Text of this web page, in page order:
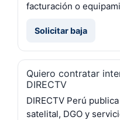
facturación o
Solicitar baja
Quiero contratar
DIRECTV
DIRECTV Perú
satelital, DGO y